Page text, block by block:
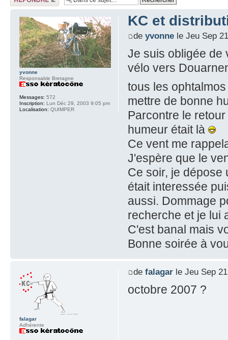
KC et
de yvonnele Jeu Sep
Je suis obligée de
vélo vers
tous les
mettre de bonne
Parcontre le
humeur était là
Ce vent me
J'espère que le
Ce soir, je dépose
était interessée
aussi. Dommage
recherche et je lui
C'est banal mais
Bonne soirée à
yvonne
Responsable Bretagne
Messages: 572
Inscription: Lun Déc 29, 2003 9:05 pm
Localisation: QUIMPER
de falagarle Jeu Sep
octobre 2007 ?
falagar
Adhérente